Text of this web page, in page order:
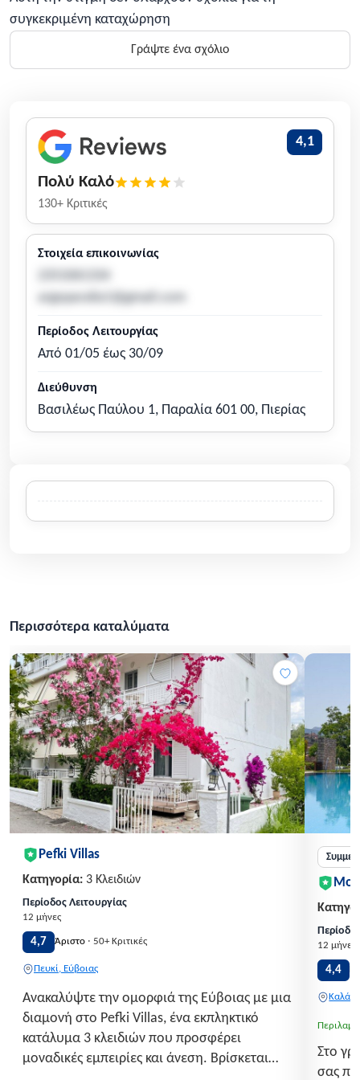
συγκεκριμένη καταχώρηση
Γράψτε ένα σχόλιο
4,1
Πολύ Καλό
130+ Κριτικές
Στοιχεία επικοινωνίας
argoparalia1@gmail.com
Περίοδος Λειτουργίας
Από 01/05 έως 30/09
Διεύθυνση
Βασιλέως Παύλου 1, Παραλία 601 00, Πιερίας
Περισσότερα καταλύματα
Pefki Villas
Κατηγορία: 3 Κλειδιών
Περίοδος Λειτουργίας
12 μήνες
4,7 Άριστο · 50+ Κριτικές
Πευκί, Εύβοιας
Ανακαλύψτε την ομορφιά της Εύβοιας με μια
διαμονή στο Pefki Villas, ένα εκπληκτικό
κατάλυμα 3 κλειδιών που προσφέρει
μοναδικές εμπειρίες και άνεση. Βρίσκεται
12 μήνες
4,4
Στο
σας